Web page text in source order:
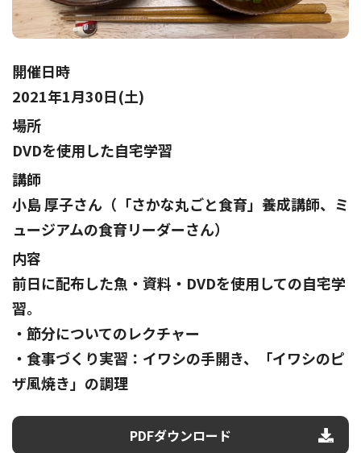
開催日時
2021年1月30日(土)
場所
DVDを使用した自宅学習
講師
小島 厚子さん（「さかな丸ごと食育」養成講師、ミ
ュージアムの食育リーダーさん）
内容
前日に配布した魚・資料・DVDを使用しての自宅学
習。
・節分についてのレクチャー
・食事づくり実習：イワシの手開き、「イワシのピ
ザ風焼き」の調理
PDFダウンロード